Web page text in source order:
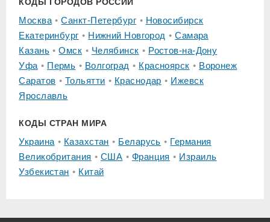
КОДЫ ГОРОДОВ РОССИИ
Москва Санкт-Петербург
Новосибирск
Екатеринбург
Нижний Новгород
Самара
Казань
Омск Челябинск
Ростов-на-Дону
Уфа
Пермь Волгоград Красноярск
Воронеж
Саратов
Тольятти Краснодар
Ижевск
Ярославль
КОДЫ СТРАН МИРА
Украина Казахстан Беларусь
Германия
Великобритания
США Франция
Израиль
Узбекистан
Китай